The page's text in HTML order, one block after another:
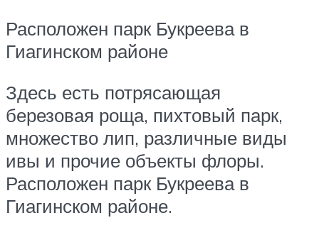
Расположен парк Букреева в
Гиагинском районе
Здесь есть потрясающая
березовая роща, пихтовый парк,
множество лип, различные виды
ивы и прочие объекты флоры.
Расположен парк Букреева в
Гиагинском районе.